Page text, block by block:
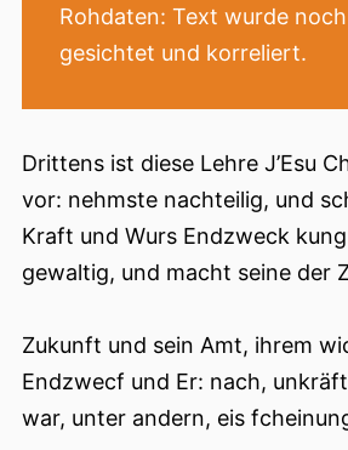
Rohdaten: Text wurde
gesichtet und korreliert.
Drittens ist diese Lehre J’Esu
vor: nehmste nachteilig, und
Kraft und Wurs Endzweck
gewaltig, und macht seine der
Zukunft und sein Amt, ihrem
Endzwecf und Er: nach,
war, unter andern, eis